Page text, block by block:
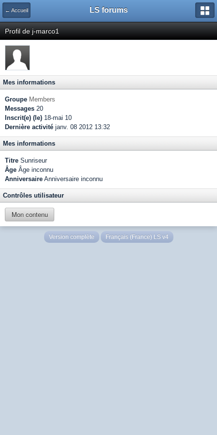
← Accueil LS forums
Profil de j-marco1
Mes informations
Groupe Members
Messages 20
Inscrit(e) (le) 18-mai 10
Dernière activité janv. 08 2012 13:32
Mes informations
Titre Sunriseur
Âge Âge inconnu
Anniversaire Anniversaire inconnu
Contrôles utilisateur
Mon contenu
Version complète Français (France) LS v4